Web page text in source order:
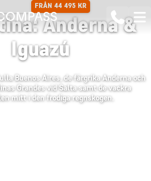
FRÅN 44 495 KR
Anderna &
Iguazú
Buenos Aires, de färgrika Anderna och
Grandes vid Salta samt de vackra
mitt i den frodiga regnskogen.